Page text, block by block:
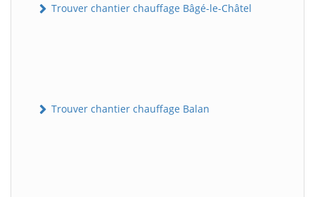
Trouver chantier chauffage Bâgé-le-Châtel
Trouver chantier chauffage Balan